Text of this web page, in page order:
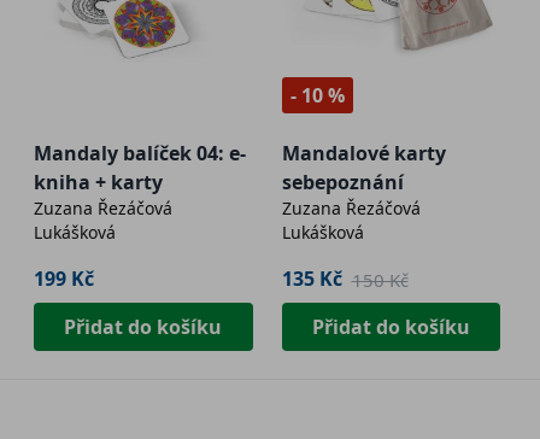
Mandaly balíček 04: e-
kniha + karty
Zuzana Řezáčová
Lukášková
199 Kč
Přidat do košíku
- 10 %
Mandalové karty
sebepoznání
Zuzana Řezáčová
Lukášková
135 Kč 150 Kč
Přidat do košíku